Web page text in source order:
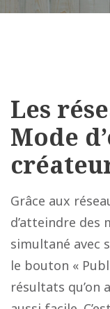
Les
Mode
Grâce aux
d’atteindre des
simultané avec
le bouton «
résultats qu’on